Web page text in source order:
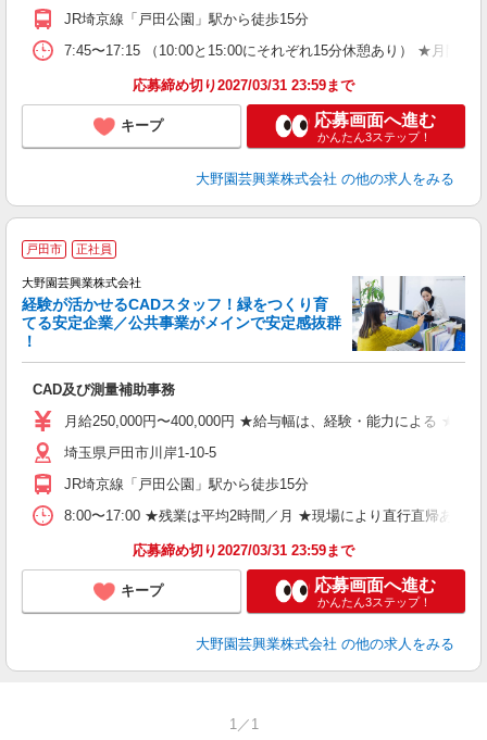
JR埼京線「戸田公園」駅から徒歩15分
7:45〜17:15 （10:00と15:00にそれぞれ15分休憩あり） ★月間を
応募締め切り2027/03/31 23:59まで
キープ 応募画面へ進む
かんたん3ステップ！
大野園芸興業株式会社 の他の求人をみる
戸田市 正社員
大野園芸興業株式会社
経験が活かせるCADスタッフ！緑をつくり育
てる安定企業／公共事業がメインで安定感抜群
！
CAD及び測量補助事務
月給250,000円〜400,000円 ★給与幅は、経験・能力による ★試
埼玉県戸田市川岸1-10-5
JR埼京線「戸田公園」駅から徒歩15分
8:00〜17:00 ★残業は平均2時間／月 ★現場により直行直帰あり
応募締め切り2027/03/31 23:59まで
キープ 応募画面へ進む
かんたん3ステップ！
大野園芸興業株式会社 の他の求人をみる
1／1